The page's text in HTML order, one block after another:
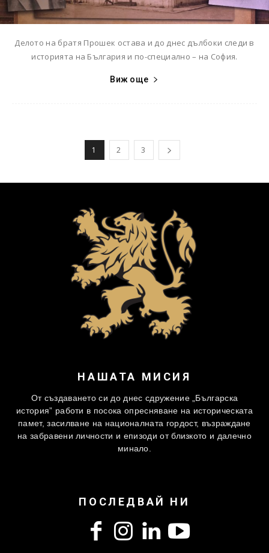
Делото на братя Прошек остава и до днес дълбоки следи в
историята на България и по-специално – на София.
Виж още
1 2 3
НАШАТА МИСИЯ
От създаването си до днес сдружение „Българска
история” работи в посока опресняване на историческата
памет, засилване на националната гордост, възраждане
на забравени личности и епизоди от близкото и далечно
минало.
ПОСЛЕДВАЙ НИ